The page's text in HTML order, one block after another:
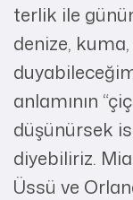
terlik ile
denize,
anlamının
düşünürsek
diyebiliriz.
Üssü ve